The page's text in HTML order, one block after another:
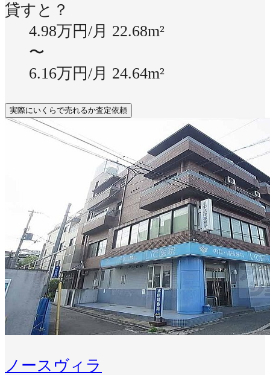
貸すと？
4.98万円/月 22.68m²
〜
6.16万円/月 24.64m²
実際にいくらで売れるか査定依頼
ノースヴィラ